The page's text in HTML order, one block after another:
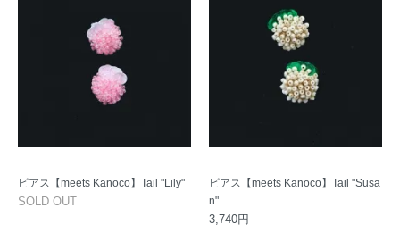
ピアス【meets Kanoco】Tail "Lily"
SOLD OUT
ピアス【meets Kanoco】Tail "Susa
n"
3,740円